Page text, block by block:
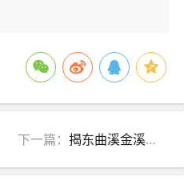
下一篇：揭东曲溪金溪大道抵押苹果IPAD平板电脑一台